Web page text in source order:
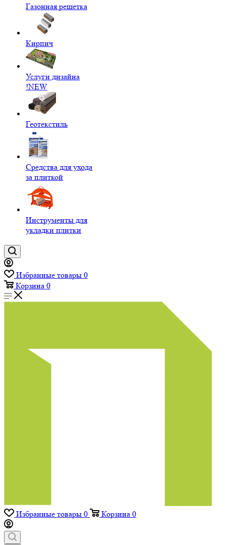
Газонная решетка
Кирпич
Услуги дизайна
!NEW
Геотекстиль
Средства для ухода
за плиткой
Инструменты для
укладки плитки
Избранные товары 0
Корзина 0
Избранные товары 0 Корзина 0